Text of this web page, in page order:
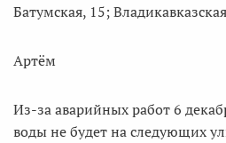
Батумская, 15;
Артём
Из-за аварийных работ 6
воды не будет на следующих